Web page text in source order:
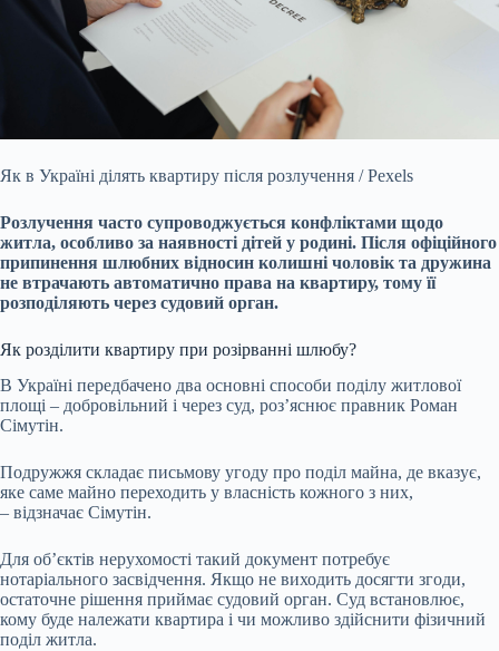
Як в Україні ділять квартиру після розлучення / Pexels
Розлучення часто супроводжується конфліктами щодо
житла, особливо за наявності дітей у родині. Після офіційного
припинення шлюбних відносин колишні чоловік та дружина
не втрачають автоматично права на квартиру, тому її
розподіляють через судовий орган.
Як розділити квартиру при розірванні шлюбу?
В Україні передбачено два основні способи поділу житлової
площі – добровільний і через суд, роз’яснює правник Роман
Сімутін.
Подружжя складає письмову угоду про поділ майна, де вказує,
яке саме майно переходить у власність кожного з них,
– відзначає Сімутін.
Для об’єктів нерухомості такий документ потребує
нотаріального засвідчення. Якщо не виходить досягти згоди,
остаточне рішення приймає судовий орган. Суд встановлює,
кому буде належати квартира і чи можливо здійснити фізичний
поділ житла.